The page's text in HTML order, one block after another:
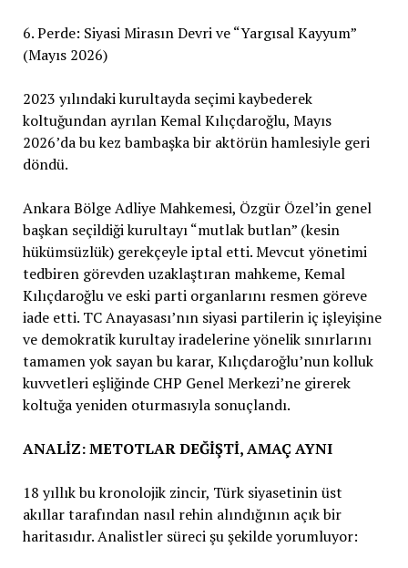
6. Perde: Siyasi Mirasın Devri ve “Yargısal Kayyum”
(Mayıs 2026)
2023 yılındaki kurultayda seçimi kaybederek
koltuğundan ayrılan Kemal Kılıçdaroğlu, Mayıs
2026’da bu kez bambaşka bir aktörün hamlesiyle geri
döndü.
Ankara Bölge Adliye Mahkemesi, Özgür Özel’in genel
başkan seçildiği kurultayı “mutlak butlan” (kesin
hükümsüzlük) gerekçeyle iptal etti. Mevcut yönetimi
tedbiren görevden uzaklaştıran mahkeme, Kemal
Kılıçdaroğlu ve eski parti organlarını resmen göreve
iade etti. TC Anayasası’nın siyasi partilerin iç işleyişine
ve demokratik kurultay iradelerine yönelik sınırlarını
tamamen yok sayan bu karar, Kılıçdaroğlu’nun kolluk
kuvvetleri eşliğinde CHP Genel Merkezi’ne girerek
koltuğa yeniden oturmasıyla sonuçlandı.
ANALİZ: METOTLAR DEĞİŞTİ, AMAÇ AYNI
18 yıllık bu kronolojik zincir, Türk siyasetinin üst
akıllar tarafından nasıl rehin alındığının açık bir
haritasıdır. Analistler süreci şu şekilde yorumluyor: